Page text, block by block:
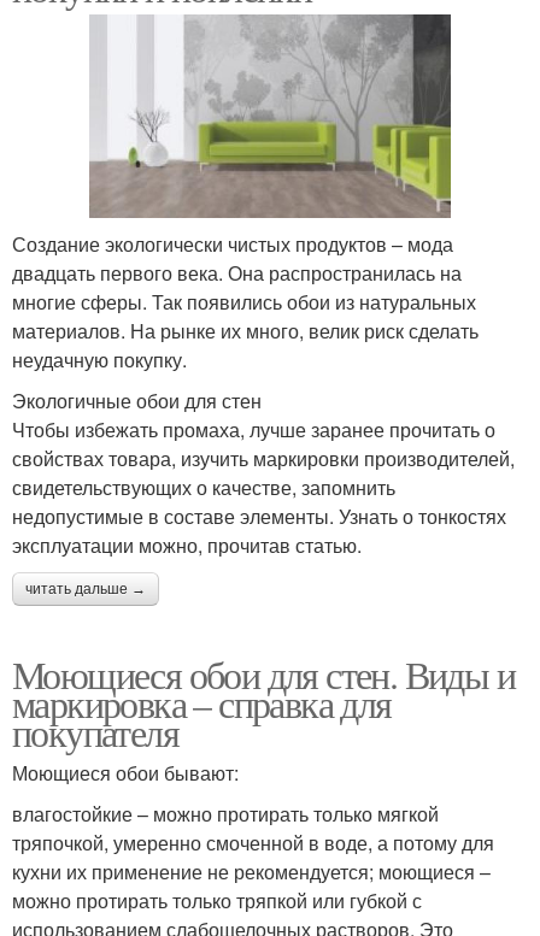
Создание экологически чистых продуктов – мода
двадцать первого века. Она распространилась на
многие сферы. Так появились обои из натуральных
материалов. На рынке их много, велик риск сделать
неудачную покупку.
Экологичные обои для стен
Чтобы избежать промаха, лучше заранее прочитать о
свойствах товара, изучить маркировки производителей,
свидетельствующих о качестве, запомнить
недопустимые в составе элементы. Узнать о тонкостях
эксплуатации можно, прочитав статью.
читать дальше →
Моющиеся обои для стен. Виды и
маркировка – справка для
покупателя
Моющиеся обои бывают:
влагостойкие – можно протирать только мягкой
тряпочкой, умеренно смоченной в воде, а потому для
кухни их применение не рекомендуется; моющиеся –
можно протирать только тряпкой или губкой с
использованием слабощелочных растворов. Это